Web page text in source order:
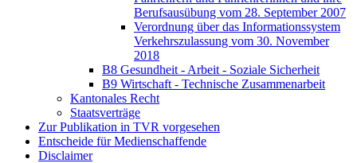
Berufsausübung vom 28. September 2007
Verordnung über das Informationssystem
Verkehrszulassung vom 30. November
2018
B8 Gesundheit - Arbeit - Soziale Sicherheit
B9 Wirtschaft - Technische Zusammenarbeit
Kantonales Recht
Staatsverträge
Zur Publikation in TVR vorgesehen
Entscheide für Medienschaffende
Disclaimer